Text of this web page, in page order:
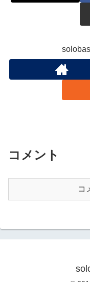
コメント
コ